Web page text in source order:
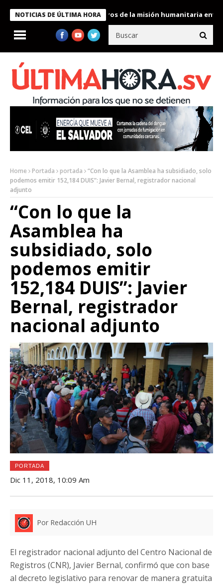
NOTICIAS DE ÚLTIMA HORA
condecora a miembros de la misión humanitaria enviada a
Home Portada portada
“Con lo que la Asamblea ha subsidiado, solo
podemos emitir 152,184 DUIS”: Javier Bernal, registrador nacional
adjunto
“Con lo que la
Asamblea ha
subsidiado, solo
podemos emitir
152,184 DUIS”: Javier
Bernal, registrador
nacional adjunto
PORTADA
Dic 11, 2018, 10:09 Am
Por Redacción UH
El registrador nacional adjunto del Centro Nacional de
Registros (CNR), Javier Bernal, confirmó que con base
al decreto legislativo para renovar de manera gratuita